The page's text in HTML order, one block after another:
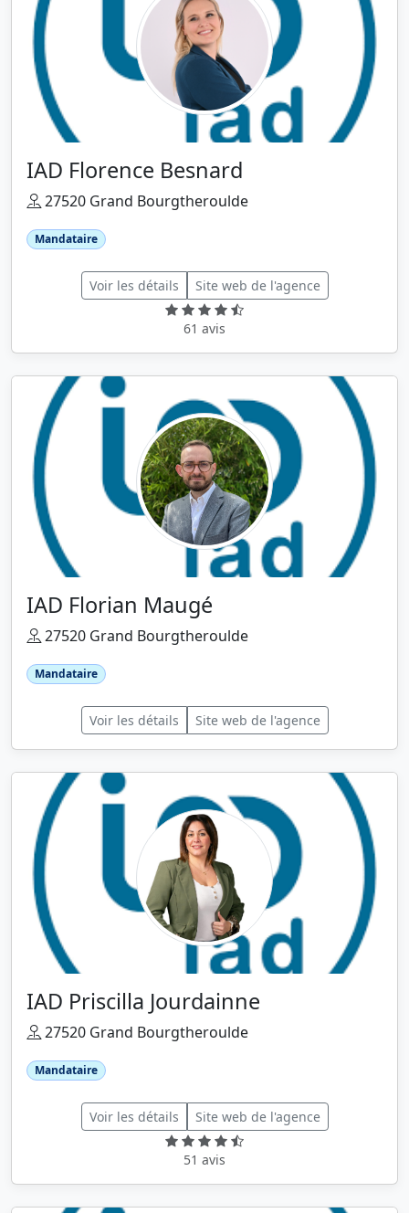
IAD Florence Besnard
27520 Grand Bourgtheroulde
Mandataire
Voir les détails Site web de l'agence
61 avis
IAD Florian Maugé
27520 Grand Bourgtheroulde
Mandataire
Voir les détails Site web de l'agence
IAD Priscilla Jourdainne
27520 Grand Bourgtheroulde
Mandataire
Voir les détails Site web de l'agence
51 avis